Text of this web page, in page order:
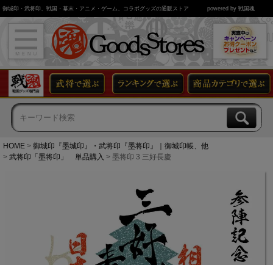
御城印・武将印、戦国・幕末・アニメ・ゲーム、コラボグッズの通販ストア powered by 戦国魂
HOME
御城印『墨城印』・武将印『墨将印』｜御城印帳、他
武将印「墨将印」 単品購入
墨将印 3 三好長慶